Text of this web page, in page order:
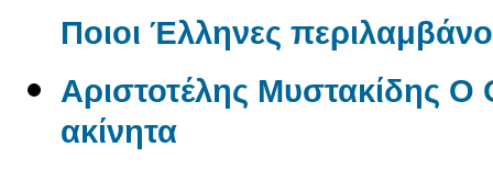
Ποιοι Έλληνες
Αριστοτέλης Μυστακίδης
ακίνητα